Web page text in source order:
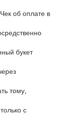
об оплате в
букет
тому,
с